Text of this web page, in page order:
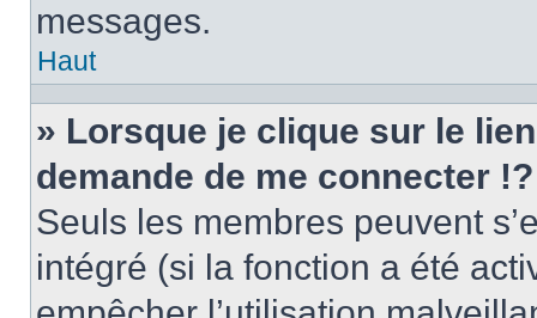
messages.
Haut
» Lorsque je clique sur le
demande de me connecter !?
Seuls les membres peuvent
intégré (si la fonction a été